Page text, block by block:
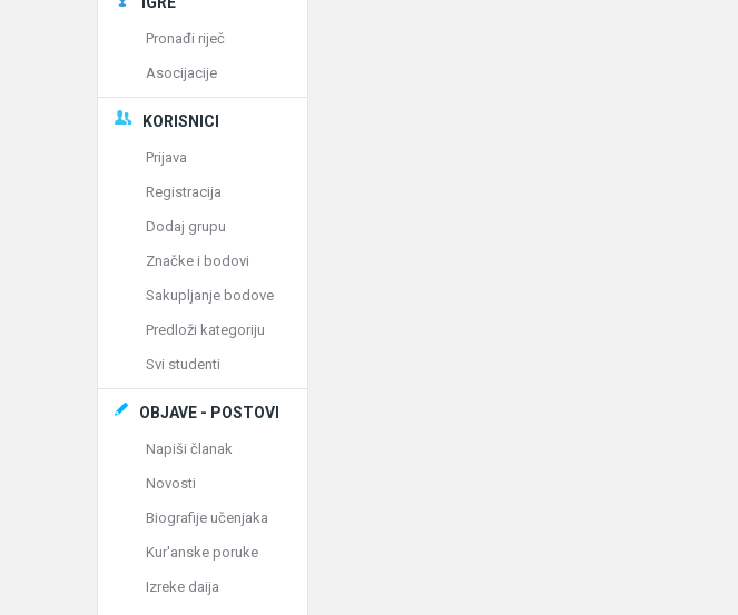
Pronađi riječ
Asocijacije
KORISNICI
Prijava
Registracija
Dodaj grupu
Značke i bodovi
Sakupljanje bodove
Predloži kategoriju
Svi studenti
OBJAVE - POSTOVI
Napiši članak
Novosti
Biografije učenjaka
Kur'anske poruke
Izreke daija